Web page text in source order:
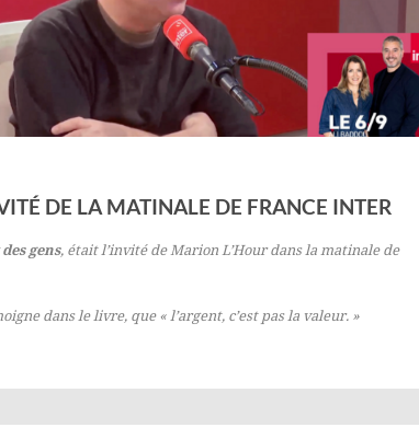
DE LA MATINALE DE FRANCE INTER
gens, était l’invité de Marion L’Hour dans la matinale de
dans le livre, que « l’argent, c’est pas la valeur. »